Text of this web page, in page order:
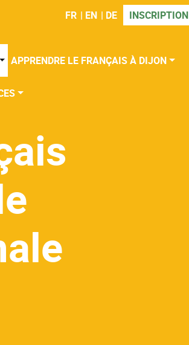
FR EN DE INSCRIPTION
APPRENDRE LE FRANÇAIS À DIJON